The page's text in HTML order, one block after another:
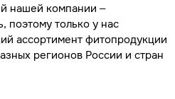
нашей компании –
поэтому только у нас
ассортимент фитопродукции
регионов России и стран